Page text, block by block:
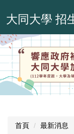
到
要
內
區
大同大學 招
首頁 最新消息